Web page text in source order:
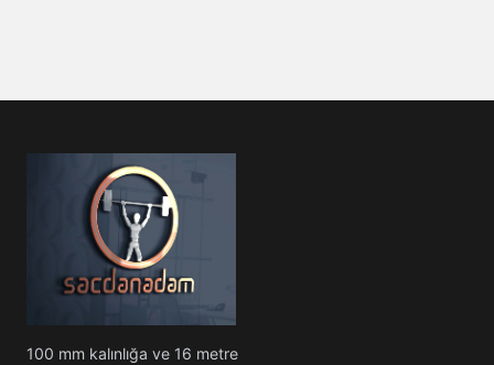
100 mm kalınlığa ve 16 metre